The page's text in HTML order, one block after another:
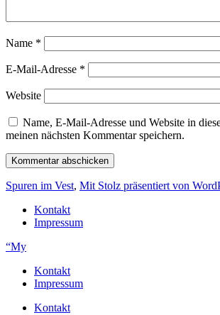
Name *
E-Mail-Adresse *
Website
Name, E-Mail-Adresse und Website in
meinen nächsten Kommentar speichern.
Spuren im Vest, Mit Stolz präsentiert von
Kontakt
Impressum
“My
Kontakt
Impressum
Kontakt